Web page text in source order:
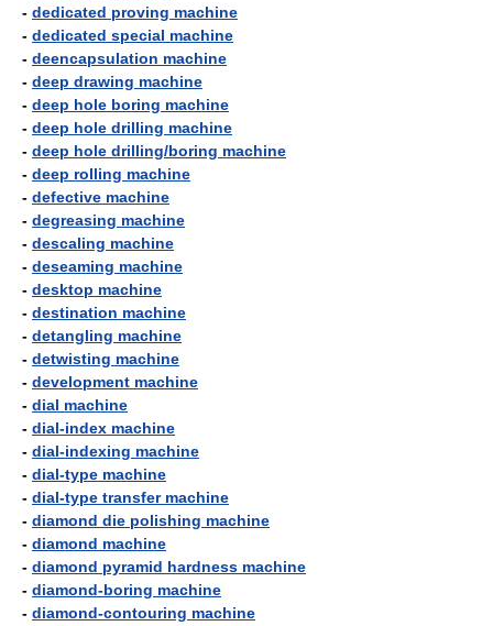
- dedicated proving machine
- dedicated special machine
- deencapsulation machine
- deep drawing machine
- deep hole boring machine
- deep hole drilling machine
- deep hole drilling/boring machine
- deep rolling machine
- defective machine
- degreasing machine
- descaling machine
- deseaming machine
- desktop machine
- destination machine
- detangling machine
- detwisting machine
- development machine
- dial machine
- dial-index machine
- dial-indexing machine
- dial-type machine
- dial-type transfer machine
- diamond die polishing machine
- diamond machine
- diamond pyramid hardness machine
- diamond-boring machine
- diamond-contouring machine